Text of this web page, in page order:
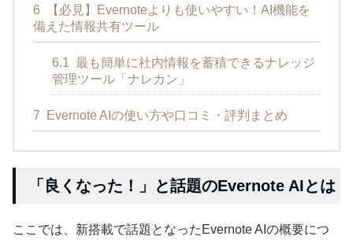
6
【必見】Evernoteよりも使いやすい！AI機能を
備えた情報共有ツール
6.1 最も簡単に社内情報を蓄積できるナレッジ
管理ツール「ナレカン」
7 Evernote AIの使い方や口コミ・評判まとめ
「良くなった！」と話題のEvernote AIとは
ここでは、新搭載で話題となったEvernote AIの概要につ